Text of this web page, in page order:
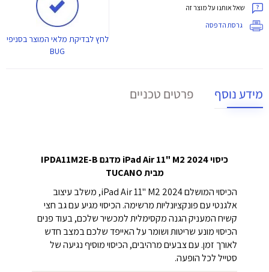
שאל אותנו על מוצר זה
גרסת הדפסה
לחץלבדיקת מלאי המוצר בסניפי
BUG
מידע נוסף פרטים טכניים
כיסוי iPad Air 11" M2 2024 מדגם IPDA11M2E-B
מבית TUCANO
הכיסוי המושלם iPad Air 11" M2 2024, משלב עיצוב
אלגנטי עם פונקציונליות מרשימה. הכיסוי מגיע עם גב חצי
קשיח המעניק הגנה מקסימלית למכשיר שלכם, בעוד פנים
הכיסוי מונע שריטות ושומר על האייפד שלכם במצב חדש
לאורך זמן. עם צבעים מרהיבים, הכיסוי מוסיף נגיעה של
סטייל לכל הופעה.